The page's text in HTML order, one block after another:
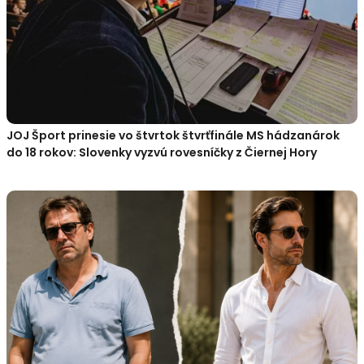
JOJ Šport prinesie vo štvrtok štvrťfinále MS hádzanárok
do 18 rokov: Slovenky vyzvú rovesníčky z Čiernej Hory